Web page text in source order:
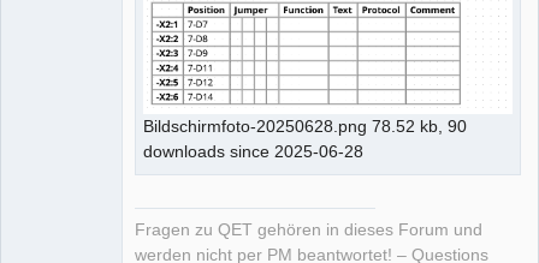
Bildschirmfoto-20250628.png 78.52 kb, 90
downloads since 2025-06-28
Fragen zu QET gehören in dieses Forum und
werden nicht per PM beantwortet! – Questions